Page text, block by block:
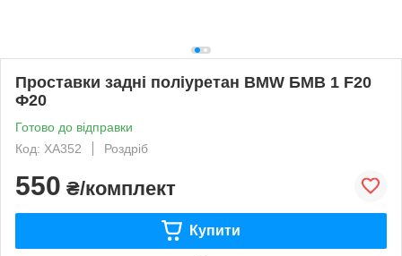
Проставки задні поліуретан BMW БМВ 1 F20
Ф20
Готово до відправки
Код: XA352
Роздріб
550 ₴/комплект
Купити